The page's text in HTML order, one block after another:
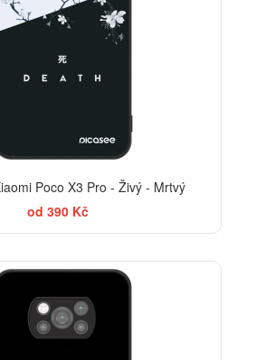
Poco X3 Pro - Živý - Mrtvý
od 390 Kč